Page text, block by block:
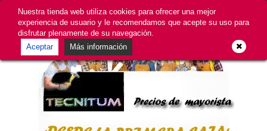
Nuestra tienda web utiliza cookies para ofrecer una mejor
experiencia de usuario y le recomendamos que acepte su uso para
disfrutar plenamente de su navegación.
Aceptar
Más información
Contacte con nosotros
Iniciar sesión
GDPR